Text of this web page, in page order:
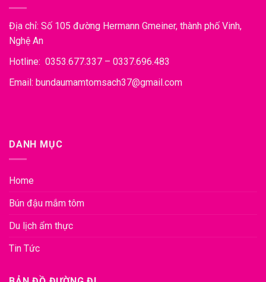
Địa chỉ: Số 105 đường Hermann Gmeiner, thành phố Vinh,
Nghệ An
Hotline: 0353.677.337 – 0337.696.483
Email: bundaumamtomsach37@gmail.com
DANH MỤC
Home
Bún đậu mắm tôm
Du lịch ẩm thực
Tin Tức